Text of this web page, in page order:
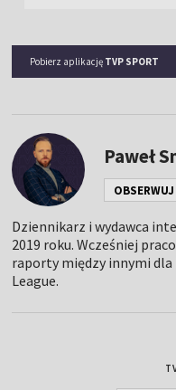
Pobierz aplikację TVP SPORT
Paweł
OBSERWUJ
Dziennikarz i wydawca
2019 roku. Wcześniej
raporty między innymi
League.